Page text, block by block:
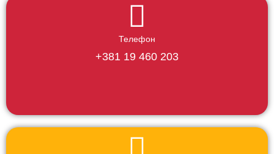
Телефон
+381 19 460 203